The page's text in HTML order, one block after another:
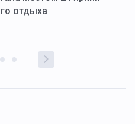
отдыха